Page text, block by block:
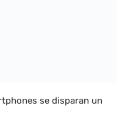
se disparan un